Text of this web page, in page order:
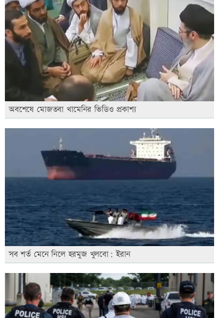
অবশেষে মোজতবা খামেনির ভিডিও প্রকাশ্য
সব শর্ত মেনে নিলে হরমুজ খুলবো: ইরান